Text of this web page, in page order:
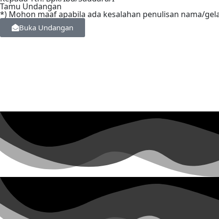
Tamu Undangan
*) Mohon maaf apabila ada kesalahan penulisan nama/
Buka Undangan